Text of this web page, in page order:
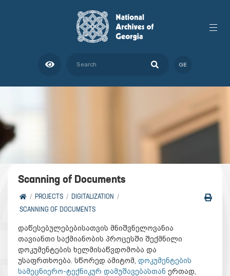
GE
Scanning of Documents
PROJECTS
DIGITALIZATION
SCANNING OF DOCUMENTS
დაწესებულებებისათვის მნიშვნელოვანია
თავიანთი საქმიანობის პროცესში შექმნილი
დოკუმენტების ხელმისაწვდომობა და
უსაფრთხოება. სწორედ ამიტომ, დოკუმენტების
სამეცნიერო-ტექნიკურ დამუშავებასთან ერთად,